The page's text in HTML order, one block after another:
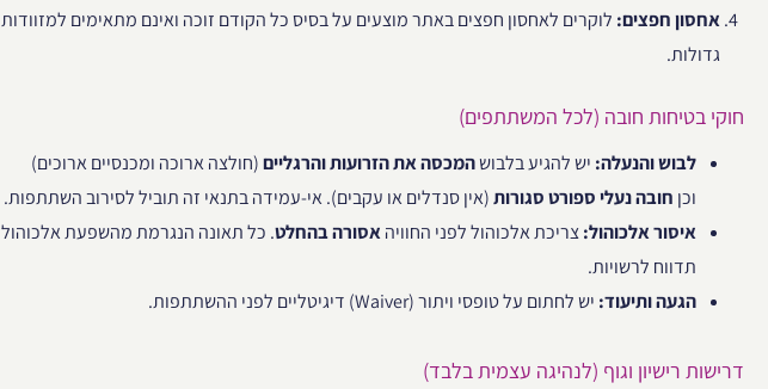
אחסון חפצים: לוקרים לאחסון חפצים באתר מוצעים על בסיס כל הקודם זוכה ואינם מתאימים למזוודות
גדולות.
חוקי בטיחות חובה (לכל המשתתפים)
לבוש והנעלה: יש להגיע בלבושהמכסה את הזרועות והרגליים(חולצה ארוכה ומכנסיים ארוכים)
וכן חובה נעלי ספורט סגורות(אין סנדלים או עקבים). אי-עמידה בתנאי זה תוביל לסירוב השתתפות.
איסור אלכוהול:צריכת אלכוהול לפני החוויהאסורה בהחלט. כל תאונה הנגרמת מהשפעת אלכוהול
תדווח לרשויות.
הגעה ותיעוד: יש לחתום על טופסי ויתור (Waiver) דיגיטליים לפני ההשתתפות.
דרישות רישיון וגוף (לנהיגה עצמית בלבד)